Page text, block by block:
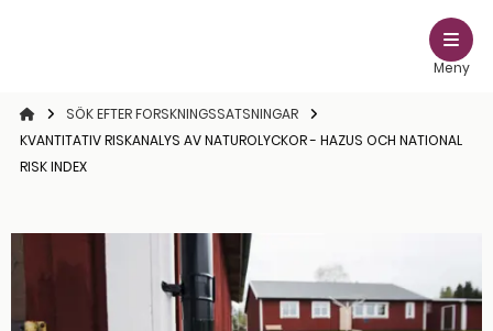
Meny
STARTSIDANSÖK EFTER FORSKNINGSSATSNINGAR
KVANTITATIV RISKANALYS AV NATUROLYCKOR - HAZUS OCH NATIONAL
RISK INDEX